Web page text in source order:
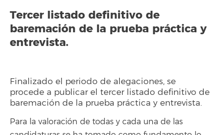
Tercer listado definitivo de
baremación de la prueba práctica y
entrevista.
Finalizado el periodo de alegaciones, se
procede a publicar el tercer listado definitivo de
baremación de la prueba práctica y entrevista.
Para la valoración de todas y cada una de las